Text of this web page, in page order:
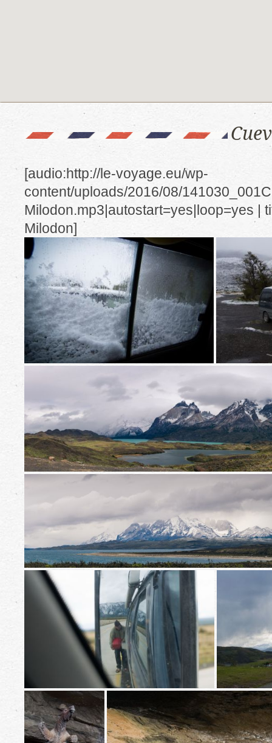
[audio:http://le-voyage.eu/wp-
content/uploads/2016/08/
Milodon.mp3|autostart=yes|loop=yes |
Milodon]